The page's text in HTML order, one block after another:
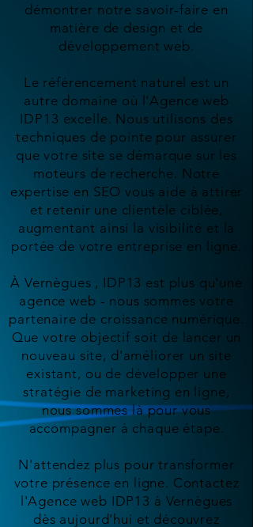
démontrer notre savoir-faire en
matière de design et de
développement web.
Le référencement naturel est un
autre domaine où l'Agence web
IDP13 excelle. Nous utilisons des
techniques de pointe pour assurer
que votre site se démarque sur les
moteurs de recherche. Notre
expertise en SEO vous aide à attirer
et retenir une clientèle ciblée,
augmentant ainsi la visibilité et la
portée de votre entreprise en ligne.
À Vernègues , IDP13 est plus qu'une
agence web - nous sommes votre
partenaire de croissance numérique.
Que votre objectif soit de lancer un
nouveau site, d'améliorer un site
existant, ou de développer une
stratégie de marketing en ligne,
nous sommes là pour vous
accompagner à chaque étape.
N'attendez plus pour transformer
votre présence en ligne. Contactez
l'Agence web IDP13 à Vernègues
dès aujourd'hui et découvrez